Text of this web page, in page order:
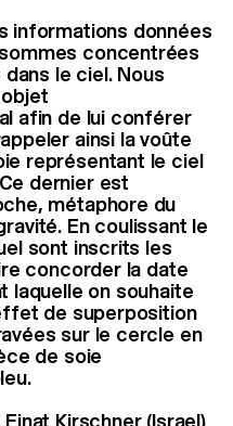
informations données
concentrées
le ciel. Nous
afin de lui conférer
ainsi la voûte
représentant le ciel
dernier est
métaphore du
En coulissant le
sont inscrits les
concorder la date
laquelle on souhaite
de superposition
sur le cercle en
de soie
Kirschner (Israel)